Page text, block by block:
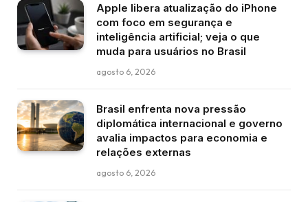
Apple libera atualização do iPhone
com foco em segurança e
inteligência artificial; veja o que
muda para usuários no Brasil
agosto 6, 2026
Brasil enfrenta nova pressão
diplomática internacional e governo
avalia impactos para economia e
relações externas
agosto 6, 2026